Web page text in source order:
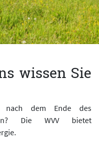
wissen Sie
nach dem Ende des
Die WVV bietet